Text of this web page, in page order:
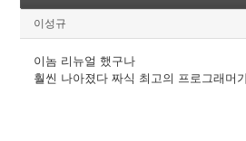
이성규
이놈 리뉴얼 했구나
훨씬 나아졌다 짜식 최고의 프로그래머